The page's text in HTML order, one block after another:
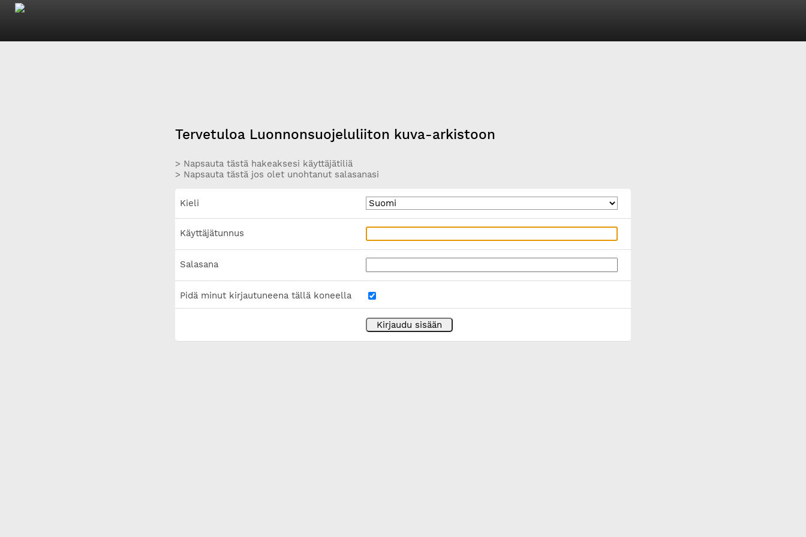
Tervetuloa Luonnonsuojeluliiton kuva-arkistoon
> Napsauta tästä hakeaksesi käyttäjätiliä
> Napsauta tästä jos olet unohtanut salasanasi
Kieli
Käyttäjätunnus
Salasana
Pidä minut kirjautuneena tällä koneella